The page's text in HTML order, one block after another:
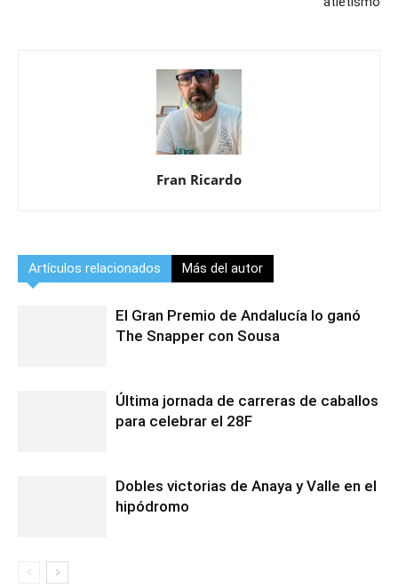
Fran Ricardo
Artículos relacionados Más del autor
El Gran Premio de Andalucía lo ganó
The Snapper con Sousa
Última jornada de carreras de caballos
para celebrar el 28F
Dobles victorias de Anaya y Valle en el
hipódromo